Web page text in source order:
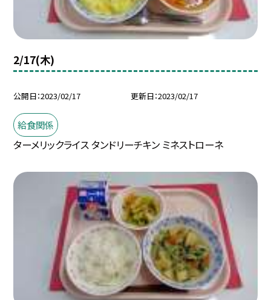
2/17(木)
公開日 2023/02/17 更新日 2023/02/17
給食関係
ターメリックライス タンドリーチキン ミネストローネ